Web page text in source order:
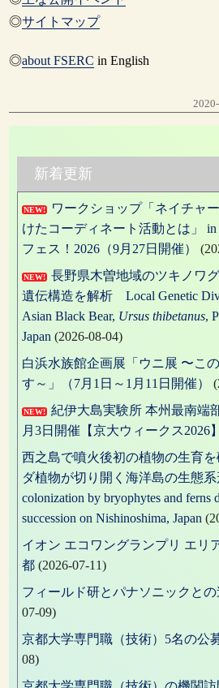
◎サイトマップ
◎about FSERC in English
投
新着更新
NEW!
ワークショップ「ネイチャ
けたコーディネート活動とは」
フェス！2026（9月27日開催）
NEW!
長野県木曽地域のツキノワ
遺伝構造を解析 Local Genetic
Asian Black Bear, Ursus thibetanus,
Japan (2026-08-04)
白浜水族館企画展「ウニ展 〜こ
す～」（7月1日～1月11日開催）
NEW!
紀伊大島実験所 本州最南端
月3日開催【京大ウィークス2026】
西之島で噴火後初の植物の生育
ダ植物が切り開く海洋島の生態
colonization by bryophytes and ferns
succession on Nishinoshima, Japan
イオン エコワングランプリ エリ
都 (2026-07-11)
フィールド研とパナソニックと
07-09)
京都大学専門職（技術）5名の公
08)